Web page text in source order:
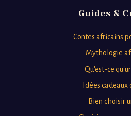
Guides &
Contes africains
Mythologie
Qu'est-ce
Idées cadeaux
Bien choisir